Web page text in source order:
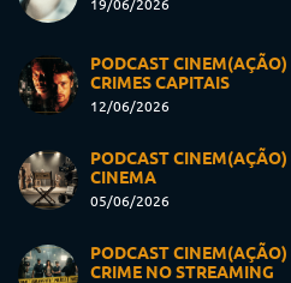
PODCAST CINEM(AÇÃO)
CRIMES CAPITAIS
12/06/2026
PODCAST
CINEMA
05/06/2026
PODCAST
CRIME NO STREAMING